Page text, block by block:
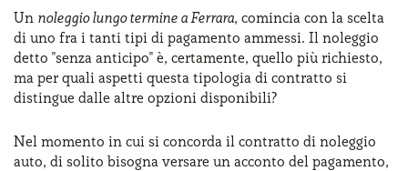
Un noleggio lungo termine a Ferrara, comincia con la scelta
di uno fra i tanti tipi di pagamento ammessi. Il noleggio
detto "senza anticipo" è, certamente, quello più richiesto,
ma per quali aspetti questa tipologia di contratto si
distingue dalle altre opzioni disponibili?
Nel momento in cui si concorda il contratto di noleggio
auto, di solito bisogna versare un acconto del pagamento,